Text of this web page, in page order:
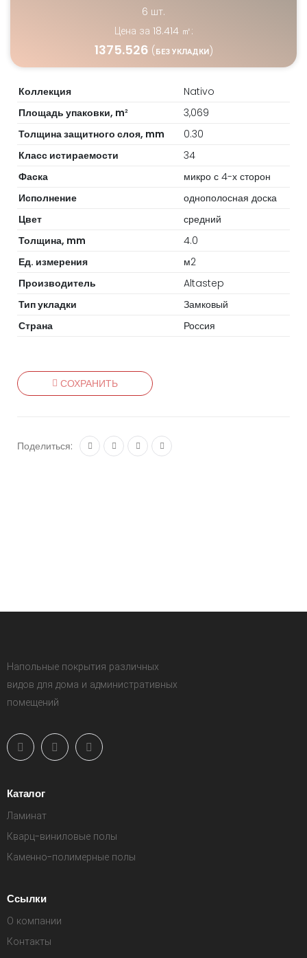
6 шт.
Цена за 18.414㎡:
1375.526 (БЕЗ УКЛАДКИ)
Коллекция
Nativo
Площадь упаковки, m2
3,069
Толщина защитного слоя, mm
0.30
Класс истираемости
34
Фаска
микро с 4-х сторон
Исполнение
однополосная доска
Цвет
средний
Толщина, mm
4.0
Ед. измерения
м2
Производитель
Altastep
Тип укладки
Замковый
Страна
Россия
СОХРАНИТЬ
Поделиться:
Напольные покрытия различных
видов для дома и административных
помещений
Каталог
Ламинат
Кварц-виниловые полы
Каменно-полимерные полы
Ссылки
О компании
Контакты